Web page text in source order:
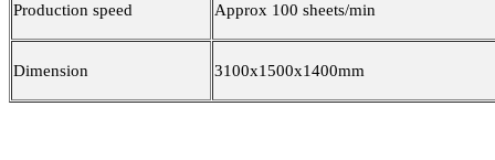
Production speed Approx 100 sheets/min
Dimension 3100x1500x1400mm